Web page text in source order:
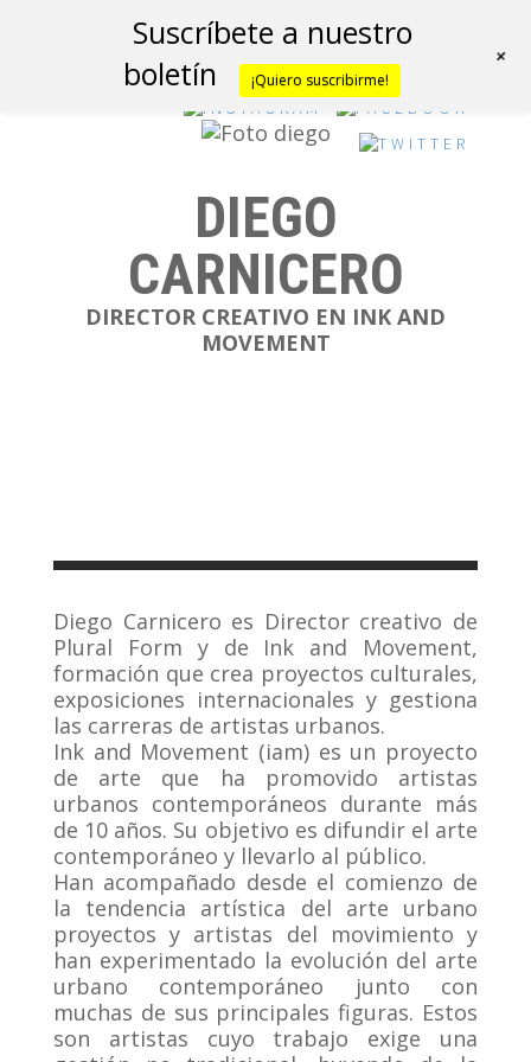
DIEGO
CARNICERO
DIRECTOR CREATIVO EN INK AND
MOVEMENT
Diego Carnicero es Director creativo de
Plural Form y de Ink and Movement,
formación que crea proyectos culturales,
exposiciones internacionales y gestiona
las carreras de artistas urbanos.
Ink and Movement (iam) es un proyecto
de arte que ha promovido artistas
urbanos contemporáneos durante más
de 10 años. Su objetivo es difundir el arte
contemporáneo y llevarlo al público.
Han acompañado desde el comienzo de
la tendencia artística del arte urbano
proyectos y artistas del movimiento y
han experimentado la evolución del arte
urbano contemporáneo junto con
muchas de sus principales figuras. Estos
son artistas cuyo trabajo exige una
Suscríbete a nuestro
boletín
¡Quiero suscribirme!
+